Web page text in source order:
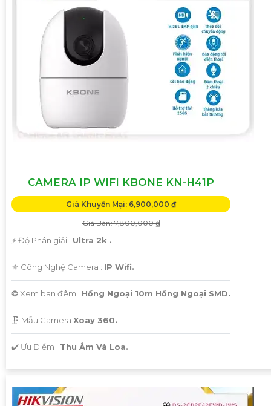
CAMERA IP WIFI KBONE KN-H41P
Giá Khuyến Mại: 6,900,000 ₫
Giá Bán: 7,800,000 ₫
️⚡ Độ Phân giải : Ultra 2k .
⚜️ Công Nghệ Camera : IP Wifi.
❂ Xem ban đêm : Hồng Ngoại 10m Hồng Ngoại SMD.
🗜️ Mẫu Camera Xoay 360.
️✔️ Ưu Điểm : Thu Âm Và Loa.